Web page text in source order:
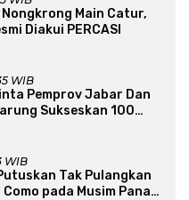
Main Catur,
Diakui PERCASI
WIB
Pemprov Jabar Dan
Sukseskan 100
WIB
Tak Pulangkan
pada Musim Panas